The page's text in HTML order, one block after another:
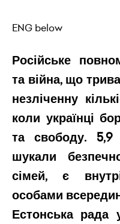
ENG below
Російське
та війна, що
незліченну
коли українці
та свободу. 5,9
шукали
сімей, є
особами
Естонська рада